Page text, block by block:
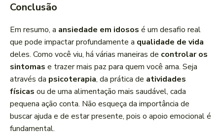
Conclusão
Em resumo, a ansiedade em idosos é um desafio real
que pode impactar profundamente a qualidade de vida
deles. Como você viu, há várias maneiras de controlar os
sintomas e trazer mais paz para quem você ama. Seja
através da psicoterapia, da prática de atividades
físicas ou de uma alimentação mais saudável, cada
pequena ação conta. Não esqueça da importância de
buscar ajuda e de estar presente, pois o apoio emocional é
fundamental.